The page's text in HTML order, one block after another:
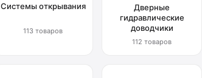
Системы открывания
113 товаров
Дверные
гидравлические
доводчики
112 товаров